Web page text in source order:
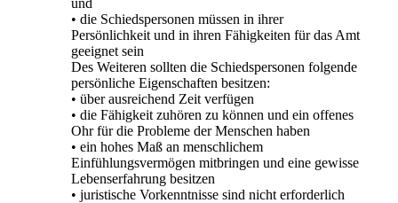
• die Schiedspersonen müssen in ihrer
Persönlichkeit und in ihren Fähigkeiten für das Amt
geeignet sein
Des Weiteren sollten die Schiedspersonen folgende
persönliche Eigenschaften besitzen:
• über ausreichend Zeit verfügen
• die Fähigkeit zuhören zu können und ein offenes
Ohr für die Probleme der Menschen haben
• ein hohes Maß an menschlichem
Einfühlungsvermögen mitbringen und eine gewisse
Lebenserfahrung besitzen
• juristische Vorkenntnisse sind nicht erforderlich